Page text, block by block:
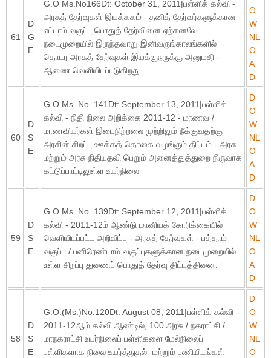
61
D
G
E
G.O Ms.No166Dt: October 31, 2011|பள்ளிக் கல்வி -
அரசுத் தேர்வுகள் இயக்ககம் - தனித் தேர்வர்களுக்கான
எட்டாம் வகுப்பு பொதுத் தேர்வினை ஏற்கனவே
நடைமுறையில் இருந்தவாறு இனிவருங்காலங்களில்
தொடர அரசுத் தேர்வுகள் இயக்குநருக்கு அனுமதி -
ஆணை வெளியிடப்படுகிறது.
O
W
NL
O
A
D
60
D
S
E
G.O Ms. No. 141Dt: September 13, 2011|பள்ளிக்
கல்வி - நிதி நிலை அறிக்கை 2011-12 - மாணவ /
மாணவியர்கள் இடைநிற்றலை முற்றிலும் நீக்குவதற்கு
அரசின் சிறப்பு ஊக்கத் தொகை வழங்கும் திட்டம் - அரசு
மற்றும் அரசு நிதியுதவி பெறும் அனைத்துத்துறை நிருவாக
கட்டுப்பாட்டிலுள்ள உயர்நிலை
D
O
W
NL
O
A
D
59
D
S
E
G.O Ms. No. 139Dt: September 12, 2011|பள்ளிக்
கல்வி - 2011-12ம் ஆண்டு மானியக் கோரிக்கையில்
வெளியிடப்பட்ட அறிவிப்பு - அரசுத் தேர்வுகள் - பத்தாம்
வகுப்பு / பனிரெண்டாம் வகுப்புகளுக்கான நடைமுறையில்
உள்ள சிறப்பு துணைப் பொதுத் தேர்வு திட்டத்தினை.
D
O
W
NL
O
A
D
58
D
S
E
G.O.(Ms.)No.120Dt: August 08, 2011|பள்ளிக் கல்வி -
2011-12ஆம் கல்வி ஆண்டில், 100 அரசு / நகராட்சி /
மாநகராட்சி உயர்நிலைப் பள்ளிகளை மேல்நிலைப்
பள்ளிகளாக நிலை உயர்த்துதல்- மற்றும் பணியிடங்கள்
D
O
W
NL
O